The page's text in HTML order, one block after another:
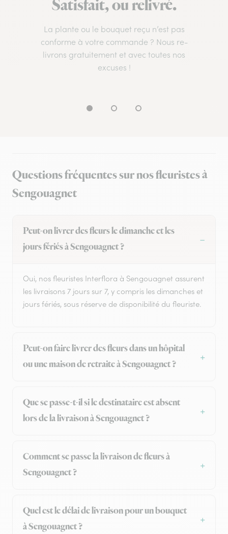
Satisfait, ou relivré.
La plante ou le bouquet reçu n’est pas
conforme à votre commande ? Nous re-
livrons gratuitement et avec toutes nos
excuses !
Questions fréquentes sur nos fleuristes à
Sengouagnet
Peut-on livrer des fleurs le dimanche et les
jours fériés à Sengouagnet ?
Oui, nos fleuristes Interflora à Sengouagnet assurent
les livraisons 7 jours sur 7, y compris les dimanches et
jours fériés, sous réserve de disponibilité du fleuriste.
Peut-on faire livrer des fleurs dans un hôpital
ou une maison de retraite à Sengouagnet ?
Que se passe-t-il si le destinataire est absent
lors de la livraison à Sengouagnet ?
Comment se passe la livraison de fleurs à
Sengouagnet ?
Quel est le délai de livraison pour un bouquet
à Sengouagnet ?